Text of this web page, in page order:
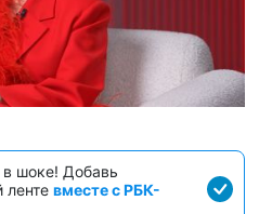
в шоке! Добавь
ленте вместе с РБК-